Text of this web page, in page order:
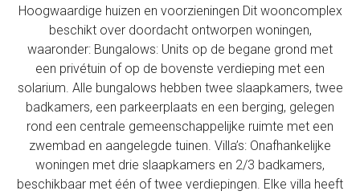
Hoogwaardige huizen en voorzieningen Dit wooncomplex
beschikt over doordacht ontworpen woningen,
waaronder: Bungalows: Units op de begane grond met
een privétuin of op de bovenste verdieping met een
solarium. Alle bungalows hebben twee slaapkamers, twee
badkamers, een parkeerplaats en een berging, gelegen
rond een centrale gemeenschappelijke ruimte met een
zwembad en aangelegde tuinen. Villa’s: Onafhankelijke
woningen met drie slaapkamers en 2/3 badkamers,
beschikbaar met één of twee verdiepingen. Elke villa heeft